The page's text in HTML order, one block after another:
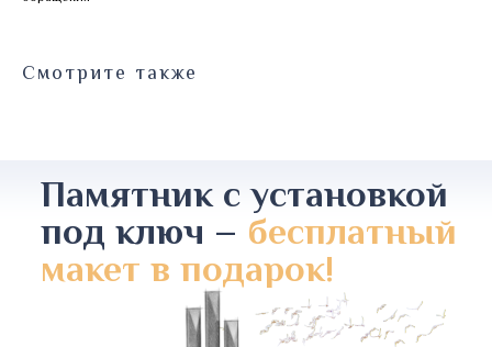
Смотрите также
Памятник с установкой
под ключ – бесплатный
макет в подарок!